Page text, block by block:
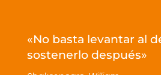
«No basta levantar al
sostenerlo después»